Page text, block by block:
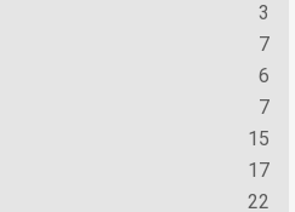
3
7
6
7
15
17
22